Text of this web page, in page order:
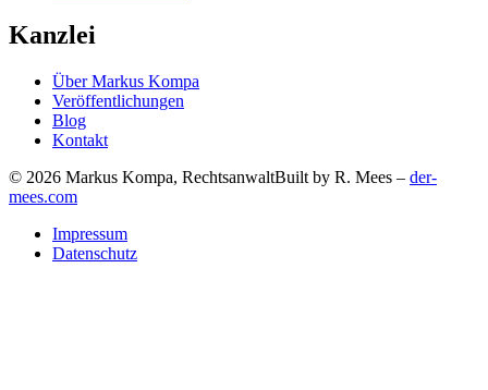
Kanzlei
Über Markus Kompa
Veröffentlichungen
Blog
Kontakt
© 2026 Markus Kompa, RechtsanwaltBuilt by R. Mees – der-
mees.com
Impressum
Datenschutz